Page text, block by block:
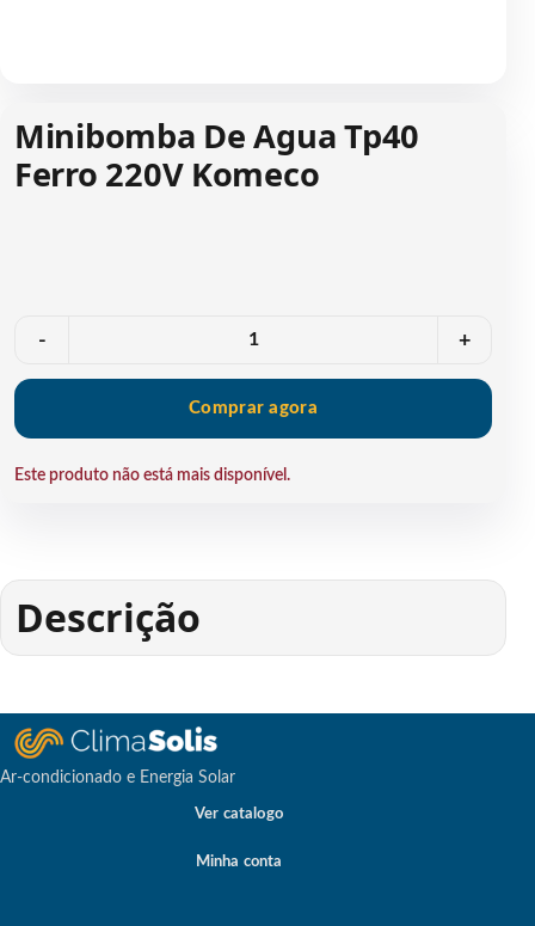
Minibomba De Agua Tp40
Ferro 220V Komeco
- +
Comprar agora
Este produto não está mais disponível.
Descrição
Ar-condicionado e Energia Solar
Ver catalogo
Minha conta